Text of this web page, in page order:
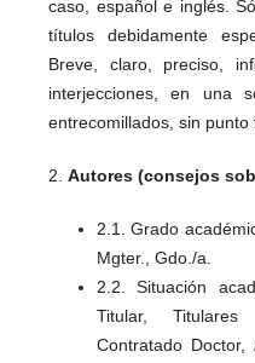
caso, español e inglés.
títulos debidamente
Breve, claro, preciso,
interjecciones, en una
entrecomillados, sin punto
2. Autores (consejos
2.1. Grado
Mgter., Gdo./a.
2.2. Situación
Titular, Titulares
Contratado Doctor,